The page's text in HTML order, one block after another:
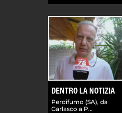
DENTRO LA NOTIZIA
Perdifumo (SA), da
Garlasco a P...